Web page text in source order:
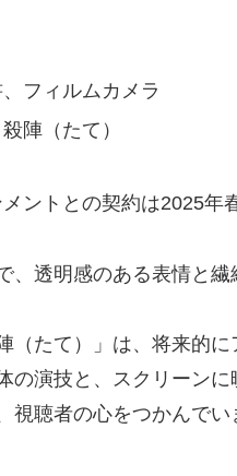
フィルムカメラ
陣（たて）
ントとの契約は2025年
、透明感のある表情と
（たて）」は、将来的
の演技と、スクリーン
聴者の心をつかんでい